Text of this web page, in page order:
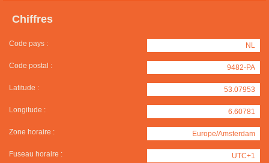
Chiffres
Code pays : NL
Code postal : 9482-PA
Latitude : 53.07953
Longitude : 6.60781
Zone horaire : Europe/Amsterdam
Fuseau horaire : UTC+1